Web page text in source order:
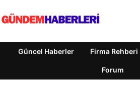
Güncel Haberler Firma Rehberi
Forum